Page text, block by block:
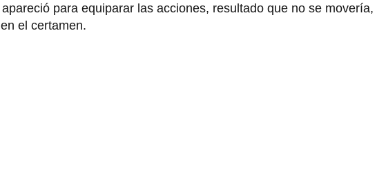
apareció para equiparar las acciones, resultado que no se movería,
el certamen.